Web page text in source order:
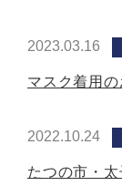
2023.03.16
マスク着用の
2022.10.24
たつの市・